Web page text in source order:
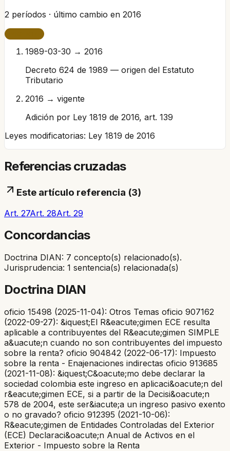
2 períodos · último cambio en 2016
1989-03-30 → 2016
Decreto 624 de 1989 — origen del Estatuto
Tributario
2016 → vigente
Adición por Ley 1819 de 2016, art. 139
Leyes modificatorias: Ley 1819 de 2016
Referencias cruzadas
Este artículo referencia (3)
Art. 27Art. 28Art. 29
Concordancias
Doctrina DIAN: 7 concepto(s) relacionado(s).
Jurisprudencia: 1 sentencia(s) relacionada(s)
Doctrina DIAN
oficio 15498 (2025-11-04): Otros Temas oficio 907162
(2022-09-27): &iquest;El R&eacute;gimen ECE resulta
aplicable a contribuyentes del R&eacute;gimen SIMPLE
a&uacute;n cuando no son contribuyentes del impuesto
sobre la renta? oficio 904842 (2022-06-17): Impuesto
sobre la renta - Enajenaciones indirectas oficio 913685
(2021-11-08): &iquest;C&oacute;mo debe declarar la
sociedad colombia este ingreso en aplicaci&oacute;n del
r&eacute;gimen ECE, si a partir de la Decisi&oacute;n
578 de 2004, este ser&iacute;a un ingreso pasivo exento
o no gravado? oficio 912395 (2021-10-06):
R&eacute;gimen de Entidades Controladas del Exterior
(ECE) Declaraci&oacute;n Anual de Activos en el
Exterior - Impuesto sobre la Renta